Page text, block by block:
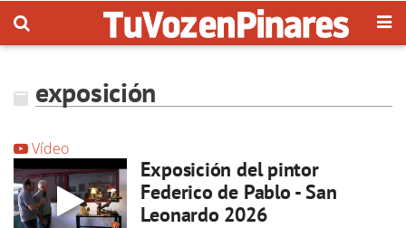
exposición
Vídeo
Exposición del pintor
Federico de Pablo - San
Leonardo 2026